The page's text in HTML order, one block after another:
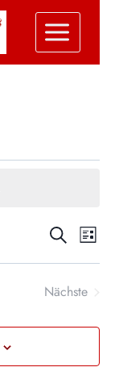
SucheListe
Nächste